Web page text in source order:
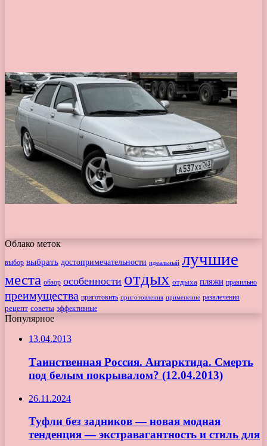
Облако меток
выбор выбрать достопримечательности идеальный лучшие
места обзор особенности отдых отдыха пляжи правильно
преимущества приготовить приготовления применение развлечения
рецепт советы эффективные
Популярное
13.04.2013
Таинственная Россия. Антарктида. Смерть
под белым покрывалом? (12.04.2013)
26.11.2024
Туфли без задников — новая модная
тенденция — экстравагантность и стиль для